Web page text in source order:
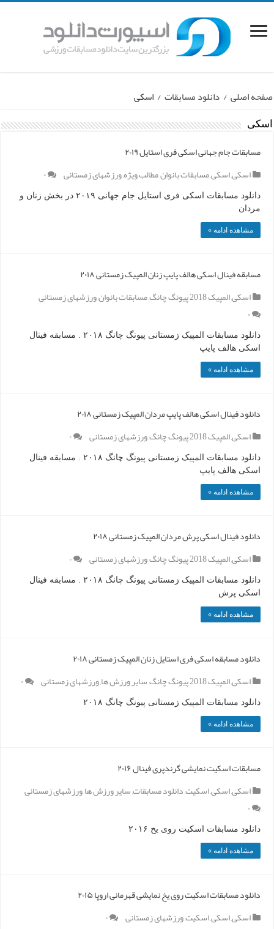
صفحه اصلی / دانلود مسابقات / اسکی
اسکی
مسابقات جام جهانی اسکی فری استایل ۲۰۱۹
اسکی,اسکی,مسابقات بانوان,مطالب ویژه,ورزشهای زمستانی ۰
دانلود مسابقات اسکی فری استایل جام جهانی ۲۰۱۹ در بخش زنان و
مردان
مشاهده ادامه »
مسابقه فینال اسکی هالف پایپ زنان المپیک زمستانی ۲۰۱۸
اسکی,المپیک 2018 پیونگ چانگ ,مسابقات بانوان,ورزشهای زمستانی
۰
دانلود مسابقات المپیک زمستانی پیونگ چانگ ۲۰۱۸ . مسابقه فینال
اسکی هالف پایپ
مشاهده ادامه »
دانلود فینال اسکی هالف پایپ مردان المپیک زمستانی ۲۰۱۸
اسکی,المپیک 2018 پیونگ چانگ ,ورزشهای زمستانی ۰
دانلود مسابقات المپیک زمستانی پیونگ چانگ ۲۰۱۸ . مسابقه فینال
اسکی هالف پایپ
مشاهده ادامه »
دانلود فینال اسکی پرش مردان المپیک زمستانی ۲۰۱۸
اسکی,المپیک 2018 پیونگ چانگ ,ورزشهای زمستانی ۰
دانلود مسابقات المپیک زمستانی پیونگ چانگ ۲۰۱۸ . مسابقه فینال
اسکی پرش
مشاهده ادامه »
دانلود مسابقه اسکی فری استایل زنان المپیک زمستانی ۲۰۱۸
اسکی,المپیک 2018 پیونگ چانگ ,سایر ورزش ها,ورزشهای زمستانی ۰
دانلود مسابقات المپیک زمستانی پیونگ چانگ ۲۰۱۸
مشاهده ادامه »
مسابقات اسکیت نمایشی گرندپری فینال ۲۰۱۶
اسکی,اسکی,اسکیت,دانلود مسابقات,سایر ورزش ها,ورزشهای زمستانی
۰
دانلود مسابقات اسکیت روی یخ ۲۰۱۶
مشاهده ادامه »
دانلود مسابقات اسکیت روی یخ نمایشی قهرمانی اروپا ۲۰۱۵
اسکی,اسکی,اسکیت,ورزشهای زمستانی ۰